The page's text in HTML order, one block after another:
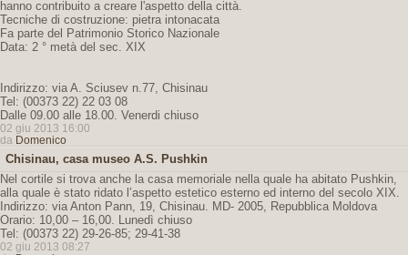
hanno contribuito a creare l'aspetto della città.
Tecniche di costruzione: pietra intonacata
Fa parte del Patrimonio Storico Nazionale
Data: 2 ° metà del sec. XIX
Indirizzo: via A. Sciusev n.77, Chisinau
Tel: (00373 22) 22 03 08
Dalle 09.00 alle 18.00. Venerdi chiuso
02 giu 2013 16:00
da Domenico
Chisinau, casa museo A.S. Pushkin
Nel cortile si trova anche la casa memoriale nella quale ha abitato Pushkin,
alla quale è stato ridato l’aspetto estetico esterno ed interno del secolo XIX.
Indirizzo: via Anton Pann, 19, Chisinau. MD- 2005, Repubblica Moldova
Orario: 10,00 – 16,00. Lunedì chiuso
Tel: (00373 22) 29-26-85; 29-41-38
02 giu 2013 08:27